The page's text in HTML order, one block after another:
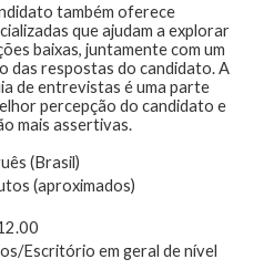
também oferece
que ajudam a explorar
baixas, juntamente com um
das respostas do candidato. A
de entrevistas é uma parte
percepção do candidato e
mais assertivas.
(Brasil)
(aproximados)
Escritório em geral de nível